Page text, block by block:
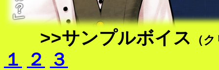
>>サンプルボイス （
１ ２ ３